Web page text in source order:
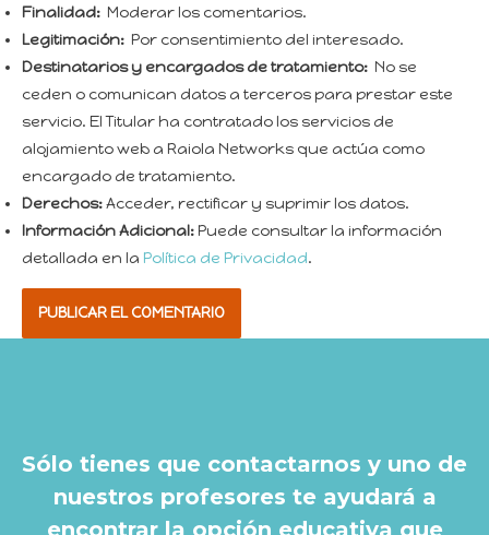
Finalidad: Moderar los comentarios.
Legitimación: Por consentimiento del interesado.
Destinatarios y encargados de tratamiento: No se
ceden o comunican datos a terceros para prestar este
servicio. El Titular ha contratado los servicios de
alojamiento web a Raiola Networks que actúa como
encargado de tratamiento.
Derechos:Acceder, rectificar y suprimir los datos.
Información Adicional: Puede consultar la información
detallada en la Política de Privacidad.
Sólo tienes que contactarnos y uno de
nuestros profesores te ayudará a
encontrar la opción educativa que